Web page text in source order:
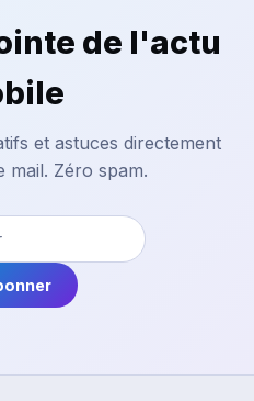
de l'actu
et astuces directement
mail. Zéro spam.